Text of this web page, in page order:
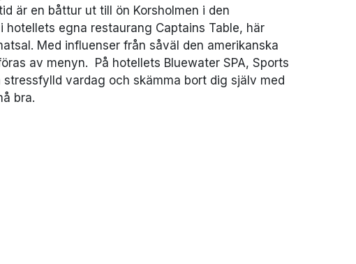
är en båttur ut till ön Korsholmen i den
egna restaurang Captains Table, här
Med influenser från såväl den amerikanska
av menyn. På hotellets Bluewater SPA, Sports
vardag och skämma bort dig själv med
bra.